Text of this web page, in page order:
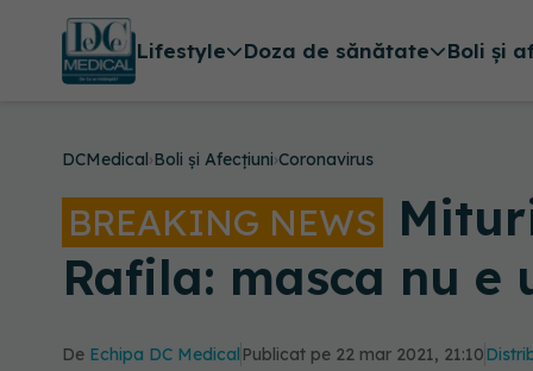
Lifestyle Doza de sănătate Boli și
DCMedical›Boli și Afecțiuni›Coronavirus
BREAKING NEWS
Rafila: masca nu
De Echipa DC Medical Publicat pe 22 mar 2021, 21:10